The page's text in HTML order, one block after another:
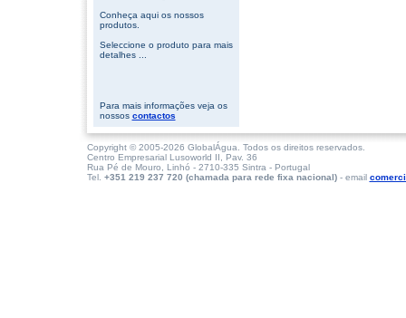
Conheça aqui os nossos
produtos.
Seleccione o produto para mais
detalhes ...
Para mais informações veja os
nossos contactos
Copyright © 2005-2026 GlobalÁgua. Todos os direitos reservados.
Centro Empresarial Lusoworld II, Pav. 36
Rua Pé de Mouro, Linhó - 2710-335 Sintra - Portugal
Tel. +351 219 237 720 (chamada para rede fixa nacional)- email